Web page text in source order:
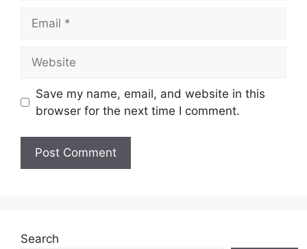
Save my name, email, and website in this
browser for the next time I comment.
Search